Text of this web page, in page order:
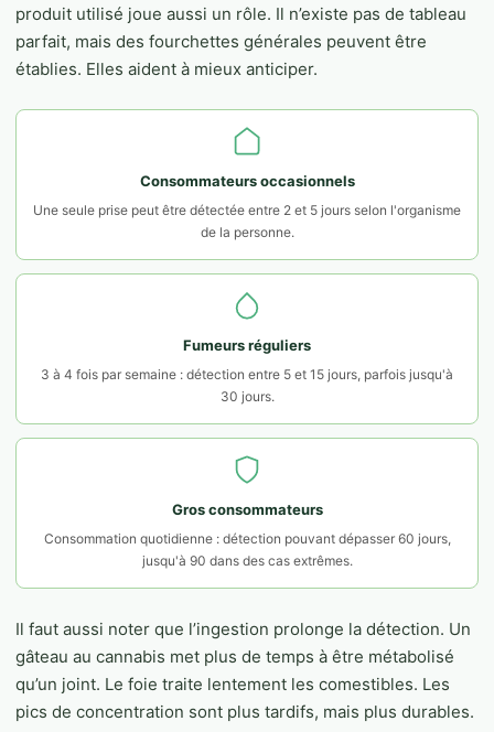
produit utilisé joue aussi un rôle. Il n’existe pas de tableau
parfait, mais des fourchettes générales peuvent être
établies. Elles aident à mieux anticiper.
Consommateurs occasionnels
Une seule prise peut être détectée entre 2 et 5 jours selon l'organisme
de la personne.
Fumeurs réguliers
3 à 4 fois par semaine : détection entre 5 et 15 jours, parfois jusqu'à
30 jours.
Gros consommateurs
Consommation quotidienne : détection pouvant dépasser 60 jours,
jusqu'à 90 dans des cas extrêmes.
Il faut aussi noter que l’ingestion prolonge la détection. Un
gâteau au cannabis met plus de temps à être métabolisé
qu’un joint. Le foie traite lentement les comestibles. Les
pics de concentration sont plus tardifs, mais plus durables.